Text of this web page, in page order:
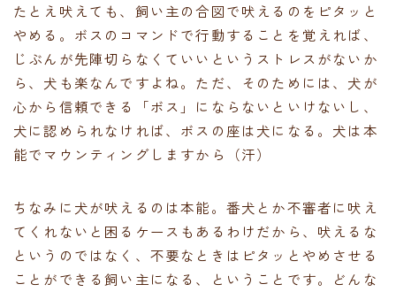
たとえ吠えても、飼い主の合図で吠えるのをピタッと
やめる。ボスのコマンドで行動することを覚えれば、
じぶんが先陣切らなくていいというストレスがないか
ら、犬も楽なんですよね。ただ、そのためには、犬が
心から信頼できる「ボス」にならないといけないし、
犬に認められなければ、ボスの座は犬になる。犬は本
能でマウンティングしますから（汗）
ちなみに犬が吠えるのは本能。番犬とか不審者に吠え
てくれないと困るケースもあるわけだから、吠えるな
というのではなく、不要なときはピタッとやめさせる
ことができる飼い主になる、ということです。どんな